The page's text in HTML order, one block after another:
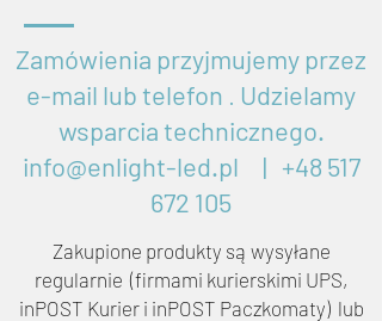
Zamówienia przyjmujemy przez
e-mail lub telefon
Udzielamy
wsparcia technicznego.
info@enlight-led.pl | +48 517
672 105
Zakupione produkty są wysyłane
regularnie (firmami kurierskimi UPS,
inPOST Kurier i inPOST Paczkomaty) lub